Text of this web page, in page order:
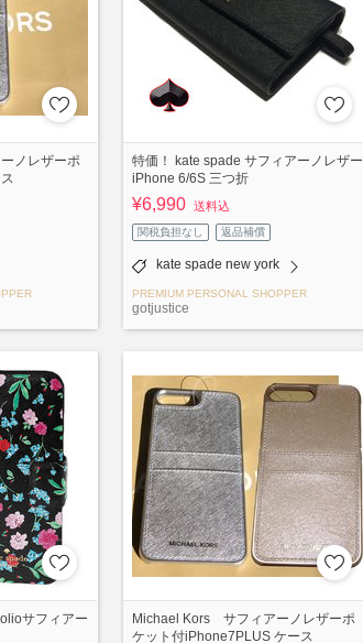
ノレザーポ
特価！ kate spade サフィアーノレザー
iPhone 6/6S 三つ折
¥6,990 送料込
関税負担なし 返品補償
kate spade new york
PREMIUM PERSONAL SHOPPER
gotjustice
サフィアー
Michael Kors サフィアーノレザーポ
ケット付iPhone7PLUS ケース